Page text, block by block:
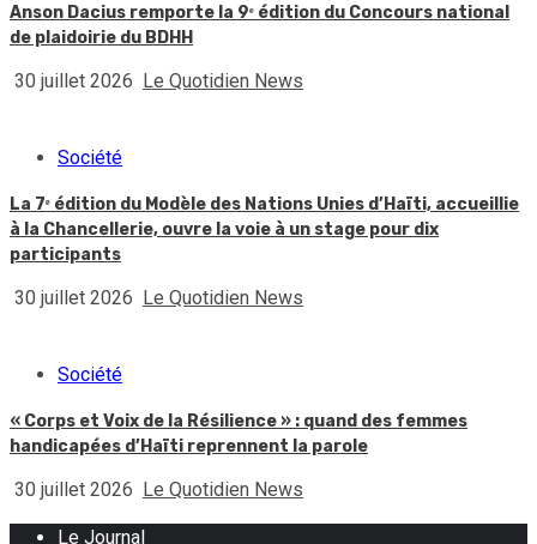
Anson Dacius remporte la 9ᵉ édition du Concours national
de plaidoirie du BDHH
30 juillet 2026 Le Quotidien News
Société
La 7ᵉ édition du Modèle des Nations Unies d’Haïti, accueillie
à la Chancellerie, ouvre la voie à un stage pour dix
participants
30 juillet 2026 Le Quotidien News
Société
« Corps et Voix de la Résilience » : quand des femmes
handicapées d’Haïti reprennent la parole
30 juillet 2026 Le Quotidien News
Le Journal